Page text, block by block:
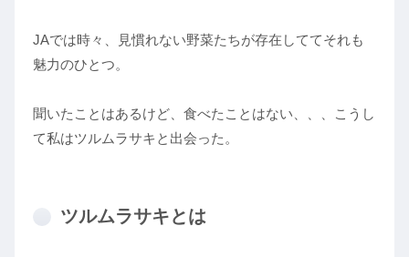
JAでは時々、見慣れない野菜たちが存在しててそれも
魅力のひとつ。
聞いたことはあるけど、食べたことはない、、、こうし
て私はツルムラサキと出会った。
ツルムラサキとは